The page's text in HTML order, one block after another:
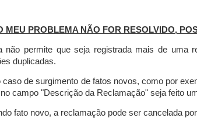
MEU PROBLEMA NÃO FOR RESOLVIDO,
não permite que seja registrada mais de uma
duplicadas.
caso de surgimento de fatos novos, como por
campo "Descrição da Reclamação" seja feito
fato novo, a reclamação pode ser cancelada